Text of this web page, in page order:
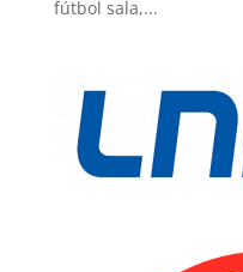
fútbol sala,...